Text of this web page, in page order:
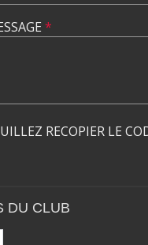
*
RECOPIER LE
DU CLUB